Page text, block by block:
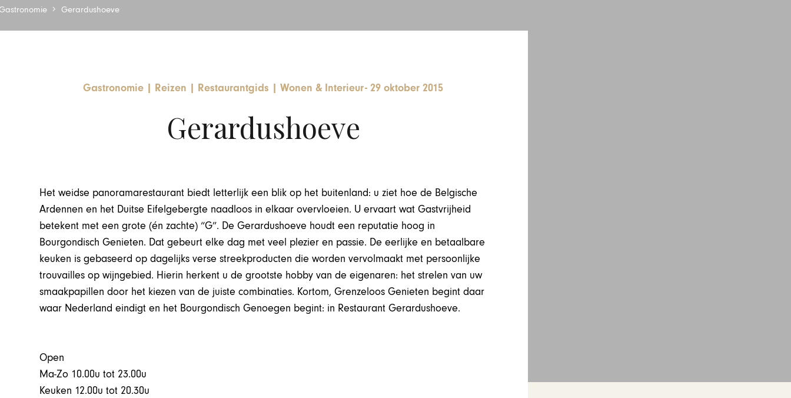
Gerardushoeve
Gastronomie Reizen Restaurantgids Wonen & Interieur-29 oktober 2015
Gerardushoeve
Het weidse panoramarestaurant biedt letterlijk een blik op het buitenland: u ziet hoe de Belgische
Ardennen en het Duitse Eifelgebergte naadloos in elkaar overvloeien. U ervaart wat Gastvrijheid
betekent met een grote (én zachte) “G”. De Gerardushoeve houdt een reputatie hoog in
Bourgondisch Genieten. Dat gebeurt elke dag met veel plezier en passie. De eerlijke en betaalbare
keuken is gebaseerd op dagelijks verse streekproducten die worden vervolmaakt met persoonlijke
trouvailles op wijngebied. Hierin herkent u de grootste hobby van de eigenaren: het strelen van uw
smaakpapillen door het kiezen van de juiste combinaties. Kortom, Grenzeloos Genieten begint daar
waar Nederland eindigt en het Bourgondisch Genoegen begint: in Restaurant Gerardushoeve.
Open
Ma-Zo 10.00u tot 23.00u
Keuken 12.00u tot 20.30u